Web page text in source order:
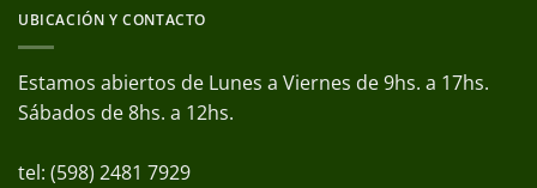
UBICACIÓN Y CONTACTO
Estamos abiertos de Lunes a Viernes de 9hs. a 17hs.
Sábados de 8hs. a 12hs.
tel: (598) 2481 7929